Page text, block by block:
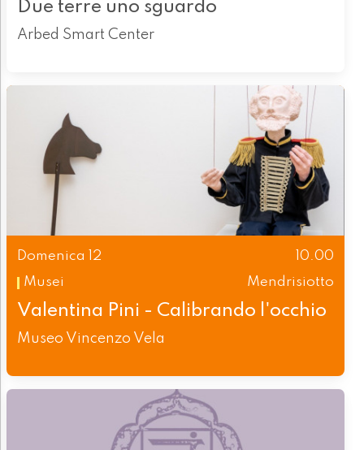
Due terre uno sguardo
Arbed Smart Center
Domenica 12
10.00
Musei
Mendrisiotto
Valentina Pini - Calibrando l'occhio
Museo Vincenzo Vela